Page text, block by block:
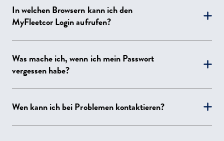
Sie müssen sich diesen aber nicht unbedingt
merken. Stattdessen können Sie sich auch über
In welchen Browsern kann ich den
MyFleetcor Login aufrufen?
aufrufbar, z.B. Chrome, Firefox, Safari oder
Microsoft Edge.
Was mache ich, wenn ich mein Passwort
vergessen habe?
Sie dieses über die Schaltfläche “Passwort
Wen kann ich bei Problemen kontaktieren?